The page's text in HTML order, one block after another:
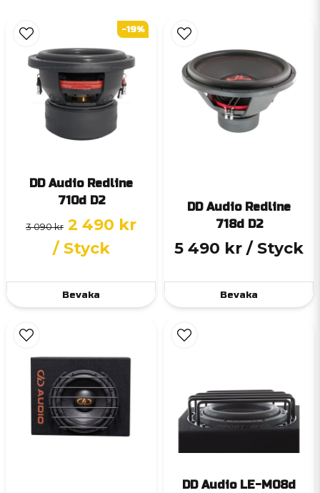
DD Audio Redline
710d D2
3 090 kr 2 490 kr
/ Styck
Bevaka
-19%
DD Audio Redline
718d D2
5 490 kr / Styck
Bevaka
DD Audio LE-M08d